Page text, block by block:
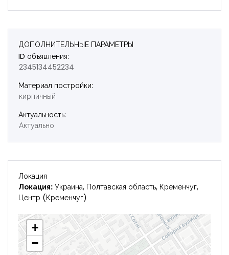
ДОПОЛНИТЕЛЬНЫЕ ПАРАМЕТРЫ
ID объявления:
2345134452234
Материал постройки:
кирпичный
Актуальность:
Актуально
Локация
Локация: Украина, Полтавская область, Кременчуг,
Центр (Кременчуг)
+
−
Запомнить